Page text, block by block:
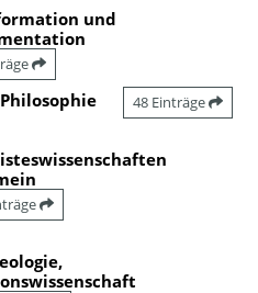
und
48 Einträge